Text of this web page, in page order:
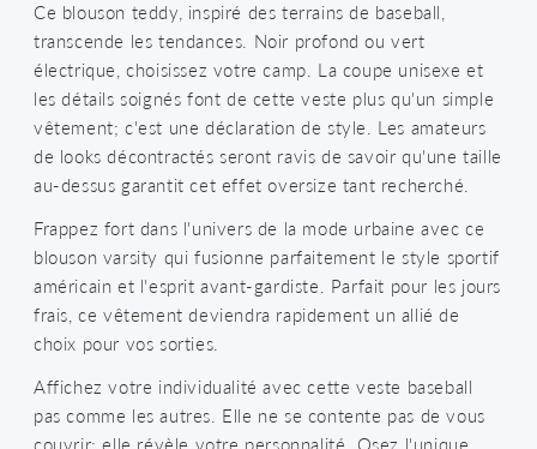
Ce blouson teddy, inspiré des terrains de baseball,
transcende les tendances. Noir profond ou vert
électrique, choisissez votre camp. La coupe unisexe et
les détails soignés font de cette veste plus qu'un simple
vêtement; c'est une déclaration de style. Les amateurs
de looks décontractés seront ravis de savoir qu'une taille
au-dessus garantit cet effet oversize tant recherché.
Frappez fort dans l'univers de la mode urbaine avec ce
blouson varsity qui fusionne parfaitement le style sportif
américain et l'esprit avant-gardiste. Parfait pour les jours
frais, ce vêtement deviendra rapidement un allié de
choix pour vos sorties.
Affichez votre individualité avec cette veste baseball
pas comme les autres. Elle ne se contente pas de vous
couvrir; elle révèle votre personnalité. Osez l'unique,